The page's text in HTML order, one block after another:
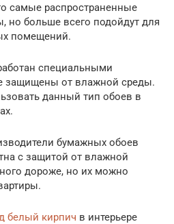
самые распространенные
но больше всего подойдут для
помещений.
специальными
защищены от влажной среды.
данный тип обоев в
бумажных обоев
с защитой от влажной
дороже, но их можно
белый кирпич в интерьере